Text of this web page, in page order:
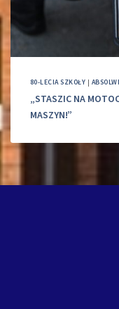
80-LECIA SZKOŁY |
„STASZIC NA
MASZYN!”